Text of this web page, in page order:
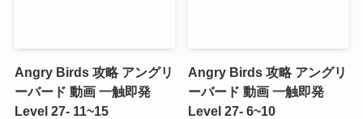
Angry Birds 攻略 アングリ
ーバード 動画 一触即発
Level 27- 11~15
Angry Birds 攻略 アングリ
ーバード 動画 一触即発
Level 27- 6~10